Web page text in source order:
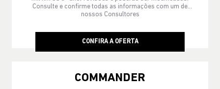
Consulte e confirme todas as informações com um de
nossos Consultores
CONFIRA A OFERTA
COMMANDER